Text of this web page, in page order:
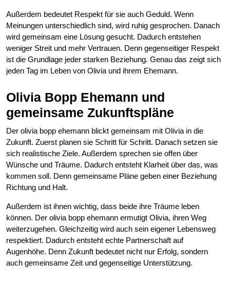
Außerdem bedeutet Respekt für sie auch Geduld. Wenn
Meinungen unterschiedlich sind, wird ruhig gesprochen. Danach
wird gemeinsam eine Lösung gesucht. Dadurch entstehen
weniger Streit und mehr Vertrauen. Denn gegenseitiger Respekt
ist die Grundlage jeder starken Beziehung. Genau das zeigt sich
jeden Tag im Leben von Olivia und ihrem Ehemann.
Olivia Bopp Ehemann und
gemeinsame Zukunftspläne
Der olivia bopp ehemann blickt gemeinsam mit Olivia in die
Zukunft. Zuerst planen sie Schritt für Schritt. Danach setzen sie
sich realistische Ziele. Außerdem sprechen sie offen über
Wünsche und Träume. Dadurch entsteht Klarheit über das, was
kommen soll. Denn gemeinsame Pläne geben einer Beziehung
Richtung und Halt.
Außerdem ist ihnen wichtig, dass beide ihre Träume leben
können. Der olivia bopp ehemann ermutigt Olivia, ihren Weg
weiterzugehen. Gleichzeitig wird auch sein eigener Lebensweg
respektiert. Dadurch entsteht echte Partnerschaft auf
Augenhöhe. Denn Zukunft bedeutet nicht nur Erfolg, sondern
auch gemeinsame Zeit und gegenseitige Unterstützung.